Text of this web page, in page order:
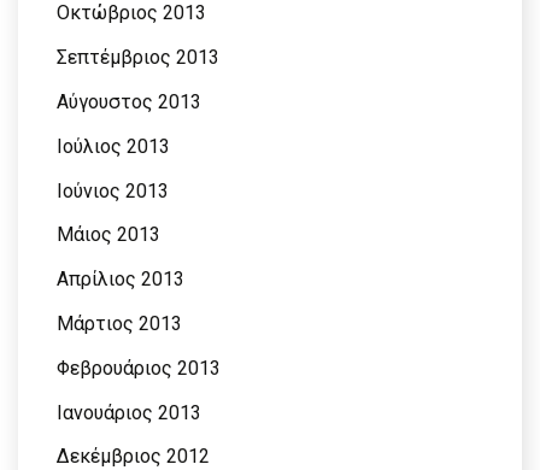
Οκτώβριος 2013
Σεπτέμβριος 2013
Αύγουστος 2013
Ιούλιος 2013
Ιούνιος 2013
Μάιος 2013
Απρίλιος 2013
Μάρτιος 2013
Φεβρουάριος 2013
Ιανουάριος 2013
Δεκέμβριος 2012